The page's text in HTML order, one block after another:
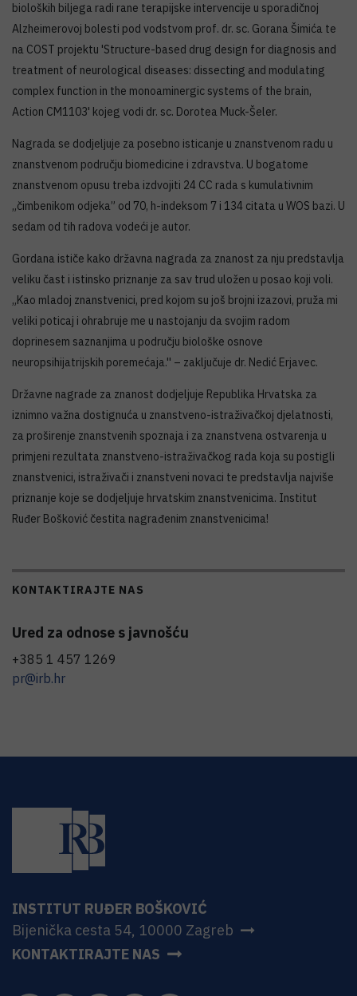
bioloških biljega radi rane terapijske intervencije u sporadičnoj
Alzheimerovoj bolesti pod vodstvom prof. dr. sc. Gorana Šimića te
na COST projektu 'Structure-based drug design for diagnosis and
treatment of neurological diseases: dissecting and modulating
complex function in the monoaminergic systems of the brain,
Action CM1103' kojeg vodi dr. sc. Dorotea Muck-Šeler.
Nagrada se dodjeljuje za posebno isticanje u znanstvenom radu u
znanstvenom području biomedicine i zdravstva. U bogatome
znanstvenom opusu treba izdvojiti 24 CC rada s kumulativnim
„čimbenikom odjeka” od 70, h-indeksom 7 i 134 citata u WOS bazi. U
sedam od tih radova vodeći je autor.
Gordana ističe kako državna nagrada za znanost za nju predstavlja
veliku čast i istinsko priznanje za sav trud uložen u posao koji voli.
„Kao mladoj znanstvenici, pred kojom su još brojni izazovi, pruža mi
veliki poticaj i ohrabruje me u nastojanju da svojim radom
doprinesem saznanjima u području biološke osnove
neuropsihijatrijskih poremećaja.'' – zaključuje dr. Nedić Erjavec.
Državne nagrade za znanost dodjeljuje Republika Hrvatska za
iznimno važna dostignuća u znanstveno-istraživačkoj djelatnosti,
za proširenje znanstvenih spoznaja i za znanstvena ostvarenja u
primjeni rezultata znanstveno-istraživačkog rada koja su postigli
znanstvenici, istraživači i znanstveni novaci te predstavlja najviše
priznanje koje se dodjeljuje hrvatskim znanstvenicima. Institut
Ruđer Bošković čestita nagrađenim znanstvenicima!
KONTAKTIRAJTE NAS
Ured za odnose s javnošću
+385 1 457 1269
pr@irb.hr
INSTITUT RUĐER BOŠKOVIĆ
Bijenička cesta 54, 10000 Zagreb
KONTAKTIRAJTE NAS